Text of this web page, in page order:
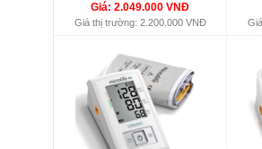
Giá: 2.049.000 VNĐ
Giá thị trường: 2.200.000 VNĐ